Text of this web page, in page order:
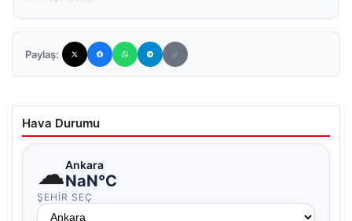
Paylaş:
Hava Durumu
☁Ankara
NaN°C
ŞEHIR SEÇ